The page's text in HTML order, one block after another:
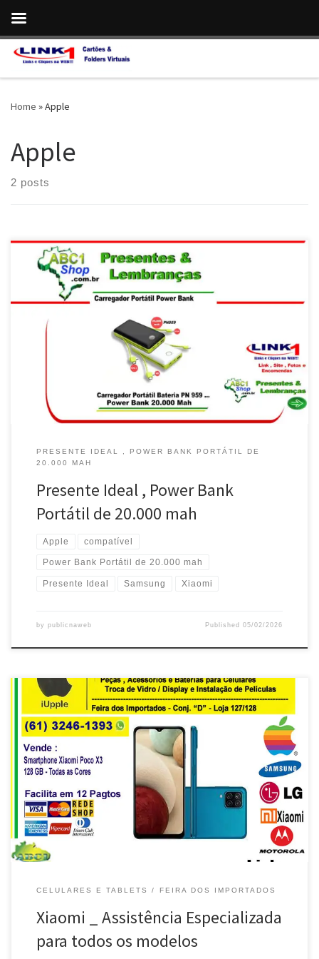
Skip to content
Home »Apple
Apple
2 posts
Abc1Shop Presentes , Carregador Portátil Power Bank , de 20.000
Mães ,Carregador Portátil Power Bank , compatível com celulares
Apple , Samsung e Xiaomi Presente de Aniversário , Carregador
Portátil Power Bank de 20.000 Amperes, compatível com
PRESENTE IDEAL , POWER BANK PORTÁTIL DE
20.000 MAH
Presente Ideal , Power Bank
Portátil de 20.000 mah
Apple compatível
Power Bank Portátil de 20.000 mah
Presente Ideal Samsung Xiaomi
by publicnaweb Published05/02/2026
iUpple, Assistência Especializada Xiaomi – Feira dos Importados
/DF Manutenção Especializada em celular da Xiaomi – Brasília /
DF Troca de Ci de Carga , celular Xiaomi Redmi Note – Brasília / DF
Reposição de Display Quebrado , celular Xiaomi Poco X3 pRO-
Brasília / DF Conserto e Solda de […]
CELULARES E TABLETS FEIRA DOS IMPORTADOS
Xiaomi _ Assistência Especializada
para todos os modelos